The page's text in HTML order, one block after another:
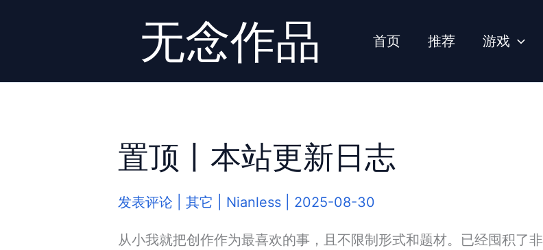
容
无念作品 首页 推荐 游戏
置顶丨本站更新日志
发表评论 其它 Nianless 2025-08-30
从小我就把创作作为最喜欢的事，且不限制形式和题材。已经囤积了非